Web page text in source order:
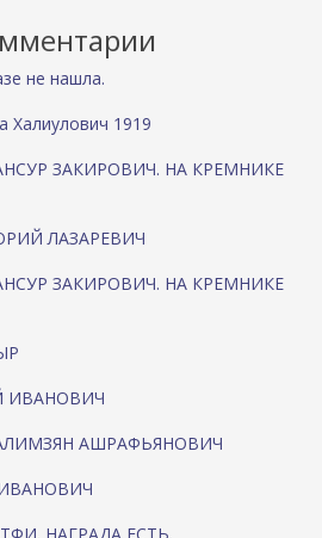
не нашла.
Халиулович 1919
ЗАКИРОВИЧ. НА КРЕМНИКЕ
ЛАЗАРЕВИЧ
ЗАКИРОВИЧ. НА КРЕМНИКЕ
ИВАНОВИЧ
АШРАФЬЯНОВИЧ